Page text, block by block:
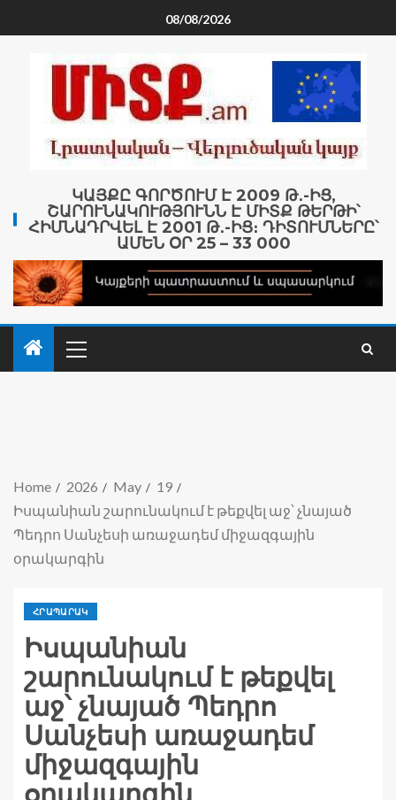
08/08/2026
ԿԱՅՔԸ ԳՈՐԾՈՒՄ Է 2009 Թ․-ԻՑ,
ՇԱՐՈՒՆԱԿՈՒԹՅՈՒՆՆ Է ՄԻՏՔ ԹԵՐԹԻ՝
ՀԻՄՆԱԴՐՎԵԼ Է 2001 Թ․-ԻՑ։ ԴԻՏՈՒՄՆԵՐԸ՝
ԱՄԵՆ ՕՐ 25 – 33 000
Home 2026 May
19
Իսպանիան շարունակում է թեքվել աջ՝ չնայած
Պեդրո Սանչեսի առաջադեմ միջազգային
օրակարգին
ՀՐԱՊԱՐԱԿ
Իսպանիան
շարունակում է թեքվել
աջ՝ չնայած Պեդրո
Սանչեսի առաջադեմ
միջազգային